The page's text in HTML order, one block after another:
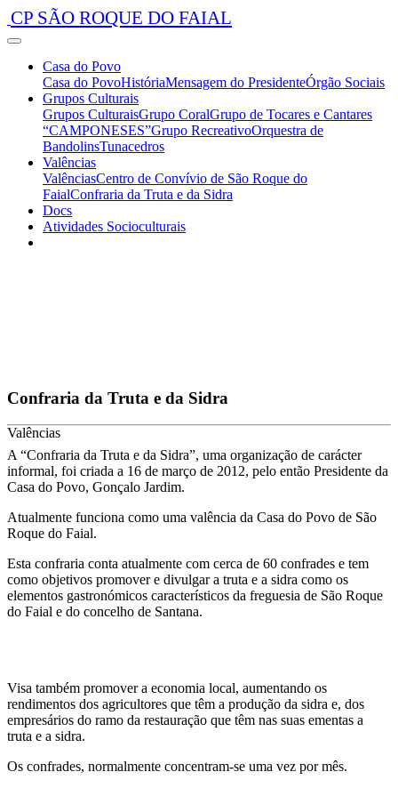
CP SÃO ROQUE DO FAIAL
Casa do Povo
Casa do PovoHistóriaMensagem do PresidenteÓrgão Sociais
Grupos Culturais
Grupos CulturaisGrupo CoralGrupo de Tocares e Cantares
“CAMPONESES”Grupo RecreativoOrquestra de
BandolinsTunacedros
Valências
ValênciasCentro de Convívio de São Roque do
FaialConfraria da Truta e da Sidra
Docs
Atividades Socioculturais
Confraria da Truta e da Sidra
Valências
A “Confraria da Truta e da Sidra”, uma organização de carácter
informal, foi criada a 16 de março de 2012, pelo então Presidente da
Casa do Povo, Gonçalo Jardim.
Atualmente funciona como uma valência da Casa do Povo de São
Roque do Faial.
Esta confraria conta atualmente com cerca de 60 confrades e tem
como objetivos promover e divulgar a truta e a sidra como os
elementos gastronómicos característicos da freguesia de São Roque
do Faial e do concelho de Santana.
Visa também promover a economia local, aumentando os
rendimentos dos agricultores que têm a produção da sidra e, dos
empresários do ramo da restauração que têm nas suas ementas a
truta e a sidra.
Os confrades, normalmente concentram-se uma vez por mês.